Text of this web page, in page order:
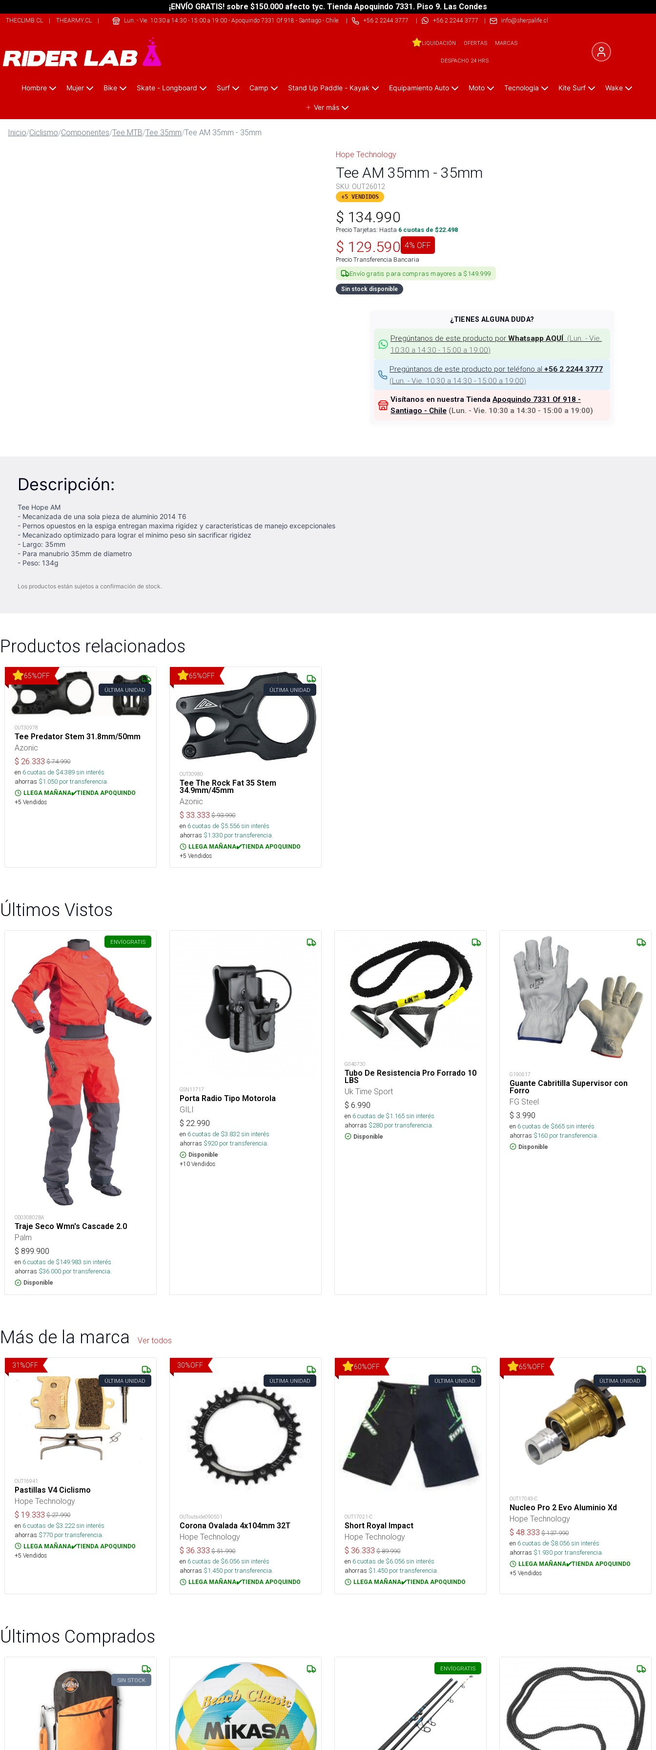
¡ENVÍO GRATIS! sobre $150.000 afecto tyc. Tienda Apoquindo 7331. Piso 9. Las Condes
THECLIMB.CL | THEARMY.CL | SAFELIFE.CLLun. - Vie. 10:30 a 14:30 - 15:00 a 19:00- Apoquindo 7331 Of 918 - Santiago - Chile| +56 2 2244 3777 | +56 2 2244 3777 | info@sherpalife.cl
LIQUIDACIÓN OFERTAS MARCAS
DESPACHO 24 HRS
Hombre Mujer Bike Skate - Longboard Surf Camp Stand Up Paddle - Kayak Equipamiento Auto Moto Tecnologia Kite Surf Wake
Ver más
Inicio/Ciclismo/Componentes/Tee MTB/Tee 35mm/Tee AM 35mm - 35mm
Hope Technology
Tee AM 35mm - 35mm
SKU: OUT26012
+5 VENDIDOS
$ 134.990
Precio Tarjetas: Hasta 6 cuotas de $22.498
$ 129.590 4% OFF
Precio Transferencia Bancaria
Envío gratis para compras mayores a $149.999
Sin stock disponible
¿TIENES ALGUNA DUDA?
Pregúntanos de este producto por Whatsapp AQUÍ (Lun. - Vie.
10:30 a 14:30 - 15:00 a 19:00)
Pregúntanos de este producto por teléfono al +56 2 2244 3777
(Lun. - Vie. 10:30 a 14:30 - 15:00 a 19:00)
Visítanos en nuestra Tienda Apoquindo 7331 Of 918 -
Santiago - Chile (Lun. - Vie. 10:30 a 14:30 - 15:00 a 19:00)
Descripción:
Tee Hope AM
- Mecanizada de una sola pieza de aluminio 2014 T6
- Pernos opuestos en la espiga entregan maxima rigidez y caracteristicas de manejo excepcionales
- Mecanizado optimizado para lograr el minimo peso sin sacrificar rigidez
- Largo: 35mm
- Para manubrio 35mm de diametro
- Peso: 134g
Los productos están sujetos a confirmación de stock.
Productos relacionados
65%OFF
ÚLTIMA UNIDAD
OUT30978
Tee Predator Stem 31.8mm/50mm
Azonic
$ 26.333 $74.990
en 6cuotas de $4.389sin interés
ahorras $1.050 por transferencia.
LLEGA MAÑANA✔️TIENDA APOQUINDO
+5 Vendidos
65%OFF
ÚLTIMA UNIDAD
OUT30980
Tee The Rock Fat 35 Stem
34.9mm/45mm
Azonic
$ 33.333 $93.990
en 6cuotas de $5.556sin interés
ahorras $1.330 por transferencia.
LLEGA MAÑANA✔️TIENDA APOQUINDO
+5 Vendidos
Últimos Vistos
ENVÍOGRATIS
OD030802BA
Traje Seco Wmn's Cascade 2.0
Palm
$ 899.900
en 6cuotas de $149.983 sin interés
ahorras $36.000 por transferencia.
Disponible
GSN11717
Porta Radio Tipo Motorola
GILI
$ 22.990
en 6cuotas de $3.832sin interés
ahorras $920 por transferencia.
Disponible
+10 Vendidos
G040730
Tubo De Resistencia Pro Forrado 10
LBS
Uk Time Sport
$ 6.990
en 6cuotas de $1.165sin interés
ahorras $280 por transferencia.
Disponible
G190617
Guante Cabritilla Supervisor con
Forro
FG Steel
$ 3.990
en 6cuotas de $665sin interés
ahorras $160 por transferencia.
Disponible
Más de la marca Ver todos
31 %OFF
ÚLTIMA UNIDAD
OUT16941
Pastillas V4 Ciclismo
Hope Technology
$ 19.333 $27.990
en 6cuotas de $3.222sin interés
ahorras $770 por transferencia.
LLEGA MAÑANA✔️TIENDA APOQUINDO
+5 Vendidos
30%OFF
ÚLTIMA UNIDAD
OUToutside090501
Corona Ovalada 4x104mm 32T
Hope Technology
$ 36.333 $51.990
en 6cuotas de $6.056sin interés
ahorras $1.450 por transferencia.
LLEGA MAÑANA✔️TIENDA APOQUINDO
60%OFF
ÚLTIMA UNIDAD
OUT17021-C
Short Royal Impact
Hope Technology
$ 36.333 $89.990
en 6cuotas de $6.056sin interés
ahorras $1.450 por transferencia.
LLEGA MAÑANA✔️TIENDA APOQUINDO
65%OFF
ÚLTIMA UNIDAD
OUT17043-C
Nucleo Pro 2 Evo Aluminio Xd
Hope Technology
$ 48.333 $137.990
en 6cuotas de $8.056sin interés
ahorras $1.930 por transferencia.
LLEGA MAÑANA✔️TIENDA APOQUINDO
+5 Vendidos
Últimos Comprados
SIN STOCK
ENVÍOGRATIS